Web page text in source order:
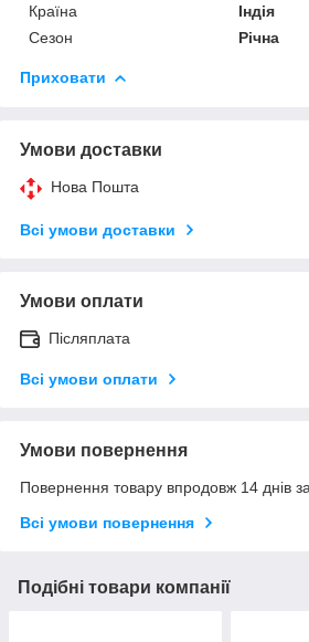
Країна
Індія
Сезон
Річна
Приховати
Умови доставки
Нова Пошта
Всі умови доставки
Умови оплати
Післяплата
Всі умови оплати
Умови повернення
Повернення товару впродовж 14 днів
Всі умови повернення
Подібні товари компанії